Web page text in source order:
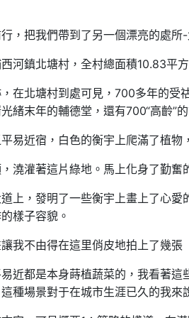
，把我們帶到了另一個漂亮的處所-
河鎮北塘村，全村總面積10.83平
在北塘村到處可見，700多年的
緒末年的輔德堂，還有700“高齡”
易近宿，白色的衡宇上爬滿了植
澆灌著這片綠地。馬上化身了勤奮
上，發明了一些衡宇上畫上了心
樣子容貌。
我不由得在這里俏皮地拍上了幾張
近都是本身蒔植蔬菜的，我看著
種場景對于在城市生涯已久的我來